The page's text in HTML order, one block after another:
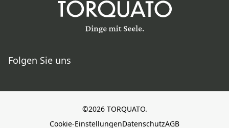
Folgen Sie uns
©2026 TORQUATO.
Cookie-EinstellungenDatenschutzAGB